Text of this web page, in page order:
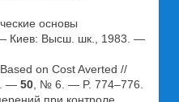
основы
Киев: Высш. шк., 1983. —
on Cost Averted //
— 50 , № 6. — P. 774–776.